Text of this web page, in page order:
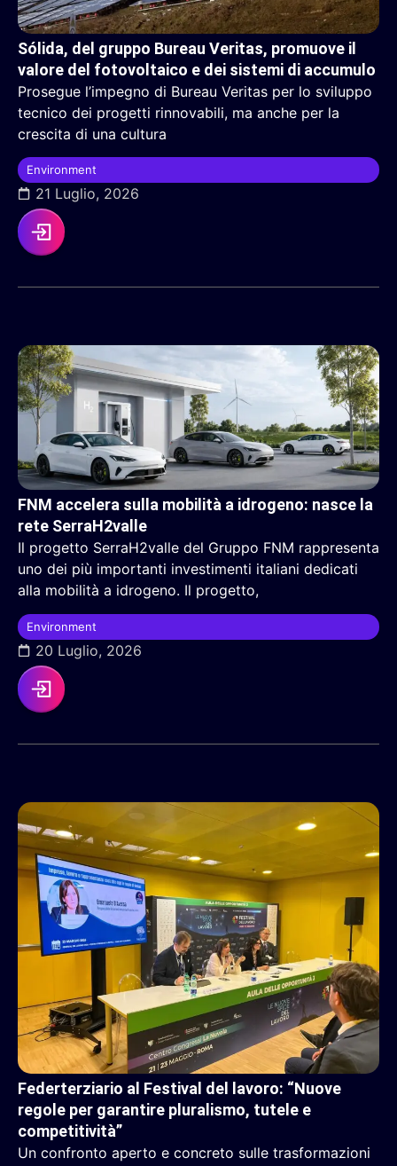
Sólida, del gruppo Bureau Veritas, promuove il
valore del fotovoltaico e dei sistemi di accumulo
Prosegue l’impegno di Bureau Veritas per lo sviluppo
tecnico dei progetti rinnovabili, ma anche per la
crescita di una cultura
Environment
21 Luglio, 2026
FNM accelera sulla mobilità a idrogeno: nasce la
rete SerraH2valle
Il progetto SerraH2valle del Gruppo FNM rappresenta
uno dei più importanti investimenti italiani dedicati
alla mobilità a idrogeno. Il progetto,
Environment
20 Luglio, 2026
Federterziario al Festival del lavoro: “Nuove
regole per garantire pluralismo, tutele e
competitività”
Un confronto aperto e concreto sulle trasformazioni